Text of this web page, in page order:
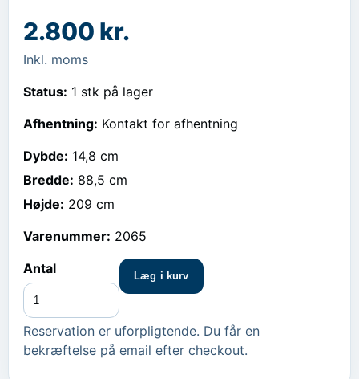
2.800 kr.
Inkl. moms
Status: 1 stk på lager
Afhentning: Kontakt for afhentning
Dybde: 14,8 cm
Bredde: 88,5 cm
Højde: 209 cm
Varenummer: 2065
Antal
Læg i kurv
Reservation er uforpligtende. Du får en
bekræftelse på email efter checkout.